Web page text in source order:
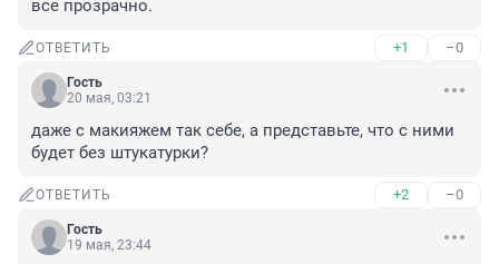
все прозрачно.
ОТВЕТИТЬ +1 –0
Гость
20 мая, 03:21
даже с макияжем так себе, а представьте, что с ними
будет без штукатурки?
ОТВЕТИТЬ +2 –0
Гость
19 мая, 23:44